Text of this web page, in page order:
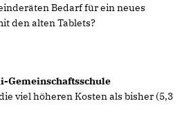
Bedarf für ein neues
den alten Tablets?
Gemeinschaftsschule
viel höheren Kosten als bisher (5,3